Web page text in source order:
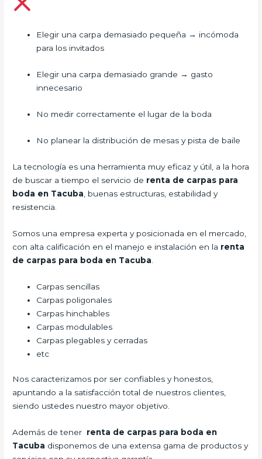
Elegir una carpa demasiado pequeña → incómoda
para los invitados
Elegir una carpa demasiado grande → gasto
innecesario
No medir correctamente el lugar de la boda
No planear la distribución de mesas y pista de baile
La tecnología es una herramienta muy eficaz y útil, a la hora
de buscar a tiempo el servicio de renta de carpas para
boda en Tacuba , buenas estructuras, estabilidad y
resistencia.
Somos una empresa experta y posicionada en el mercado,
con alta calificación en el manejo e instalación en la renta
de carpas para boda en Tacuba
Carpas sencillas
Carpas poligonales
Carpas hinchables
Carpas modulables
Carpas plegables y cerradas
etc
Nos caracterizamos por ser confiables y honestos,
apuntando a la satisfacción total de nuestros clientes,
siendo ustedes nuestro mayor objetivo.
Además de tener renta de carpas para boda en
Tacuba disponemos de una extensa gama de productos y